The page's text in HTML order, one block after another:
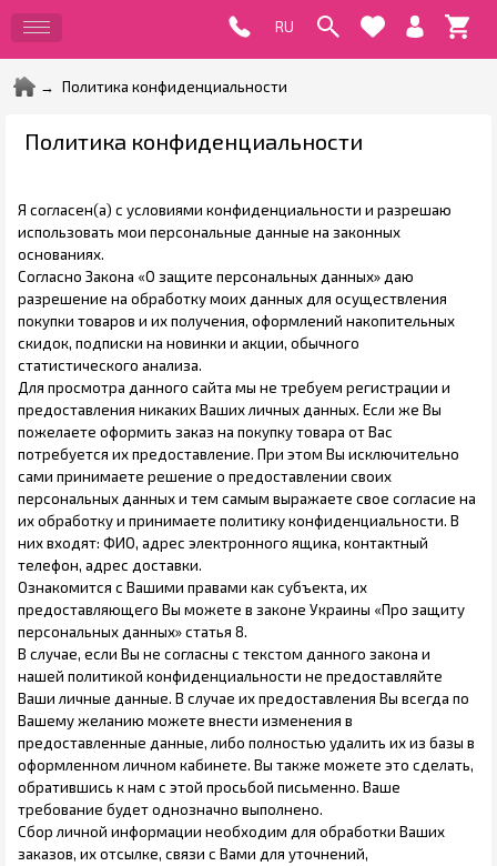
Политика конфиденциальности
Политика конфиденциальности
Я согласен(а) с условиями конфиденциальности и разрешаю
использовать мои персональные данные на законных
основаниях.
Согласно Закона «О защите персональных данных» даю
разрешение на обработку моих данных для осуществления
покупки товаров и их получения, оформлений накопительных
скидок, подписки на новинки и акции, обычного
статистического анализа.
Для просмотра данного сайта мы не требуем регистрации и
предоставления никаких Ваших личных данных. Если же Вы
пожелаете оформить заказ на покупку товара от Вас
потребуется их предоставление. При этом Вы исключительно
сами принимаете решение о предоставлении своих
персональных данных и тем самым выражаете свое согласие на
их обработку и принимаете политику конфиденциальности. В
них входят: ФИО, адрес электронного ящика, контактный
телефон, адрес доставки.
Ознакомится с Вашими правами как субъекта, их
предоставляющего Вы можете в законе Украины «Про защиту
персональных данных» статья 8.
В случае, если Вы не согласны с текстом данного закона и
нашей политикой конфиденциальности не предоставляйте
Ваши личные данные. В случае их предоставления Вы всегда по
Вашему желанию можете внести изменения в
предоставленные данные, либо полностью удалить их из базы в
оформленном личном кабинете. Вы также можете это сделать,
обратившись к нам с этой просьбой письменно. Ваше
требование будет однозначно выполнено.
Сбор личной информации необходим для обработки Ваших
заказов, их отсылке, связи с Вами для уточнений,